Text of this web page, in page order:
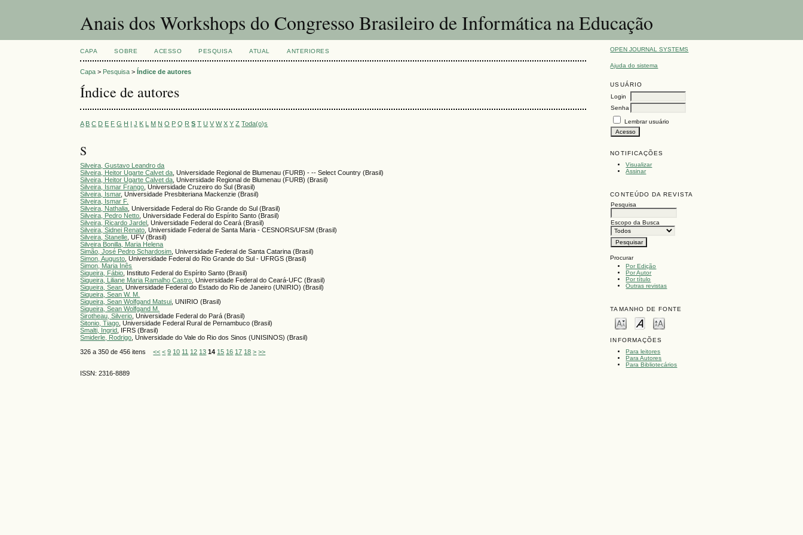
Anais dos Workshops do Congresso Brasileiro de Informática na Educação
OPEN JOURNAL SYSTEMS
Ajuda do sistema
USUÁRIO
Login
Senha
Lembrar usuário
NOTIFICAÇÕES
Visualizar
Assinar
CONTEÚDO DA REVISTA
Pesquisa
Escopo da Busca
Procurar
Por Edição
Por Autor
Por título
Outras revistas
TAMANHO DE FONTE
INFORMAÇÕES
Para leitores
Para Autores
Para Bibliotecários
CAPA SOBRE ACESSO PESQUISA ATUAL ANTERIORES
Capa > Pesquisa >Índice de autores
Índice de autores
A B C D E F G H I J K L M N O P Q R S T U V W X Y Z Toda(o)s
S
Silveira, Gustavo Leandro da
Silveira, Heitor Ugarte Calvet da , Universidade Regional de Blumenau (FURB) - -- Select Country (Brasil)
Silveira, Heitor Ugarte Calvet da , Universidade Regional de Blumenau (FURB) (Brasil)
Silveira, Ismar Frango , Universidade Cruzeiro do Sul (Brasil)
Silveira, Ismar, Universidade Presbiteriana Mackenzie (Brasil)
Silveira, Ismar F.
Silveira, Nathalia , Universidade Federal do Rio Grande do Sul (Brasil)
Silveira, Pedro Netto , Universidade Federal do Espírito Santo (Brasil)
Silveira, Ricardo Jardel
, Universidade Federal do Ceará (Brasil)
Silveira, Sidnei Renato , Universidade Federal de Santa Maria - CESNORS/UFSM (Brasil)
Silveira, Stanelle , UFV (Brasil)
Silveira Bonilla, Maria Helena
Simão, José Pedro Schardosim , Universidade Federal de Santa Catarina (Brasil)
Simon, Augusto , Universidade Federal do Rio Grande do Sul - UFRGS (Brasil)
Simon, Maria Inês
Siqueira, Fábio , Instituto Federal do Espírito Santo (Brasil)
Siqueira, Liliane Maria Ramalho Castro , Universidade Federal do Ceará-UFC (Brasil)
Siqueira, Sean , Universidade Federal do Estado do Rio de Janeiro (UNIRIO) (Brasil)
Siqueira, Sean W. M.
Siqueira, Sean Wolfgand Matsui , UNIRIO (Brasil)
Siqueira, Sean Wolfgand M.
Sirotheau, Silverio , Universidade Federal do Pará (Brasil)
Sitonio, Tiago , Universidade Federal Rural de Pernambuco (Brasil)
Smalti, Ingrid
, IFRS (Brasil)
Smiderle, Rodrigo , Universidade do Vale do Rio dos Sinos (UNISINOS) (Brasil)
326 a 350 de 456 itens<< < 9 10 11 12 13 14 15 16 17 18 > >>
ISSN: 2316-8889